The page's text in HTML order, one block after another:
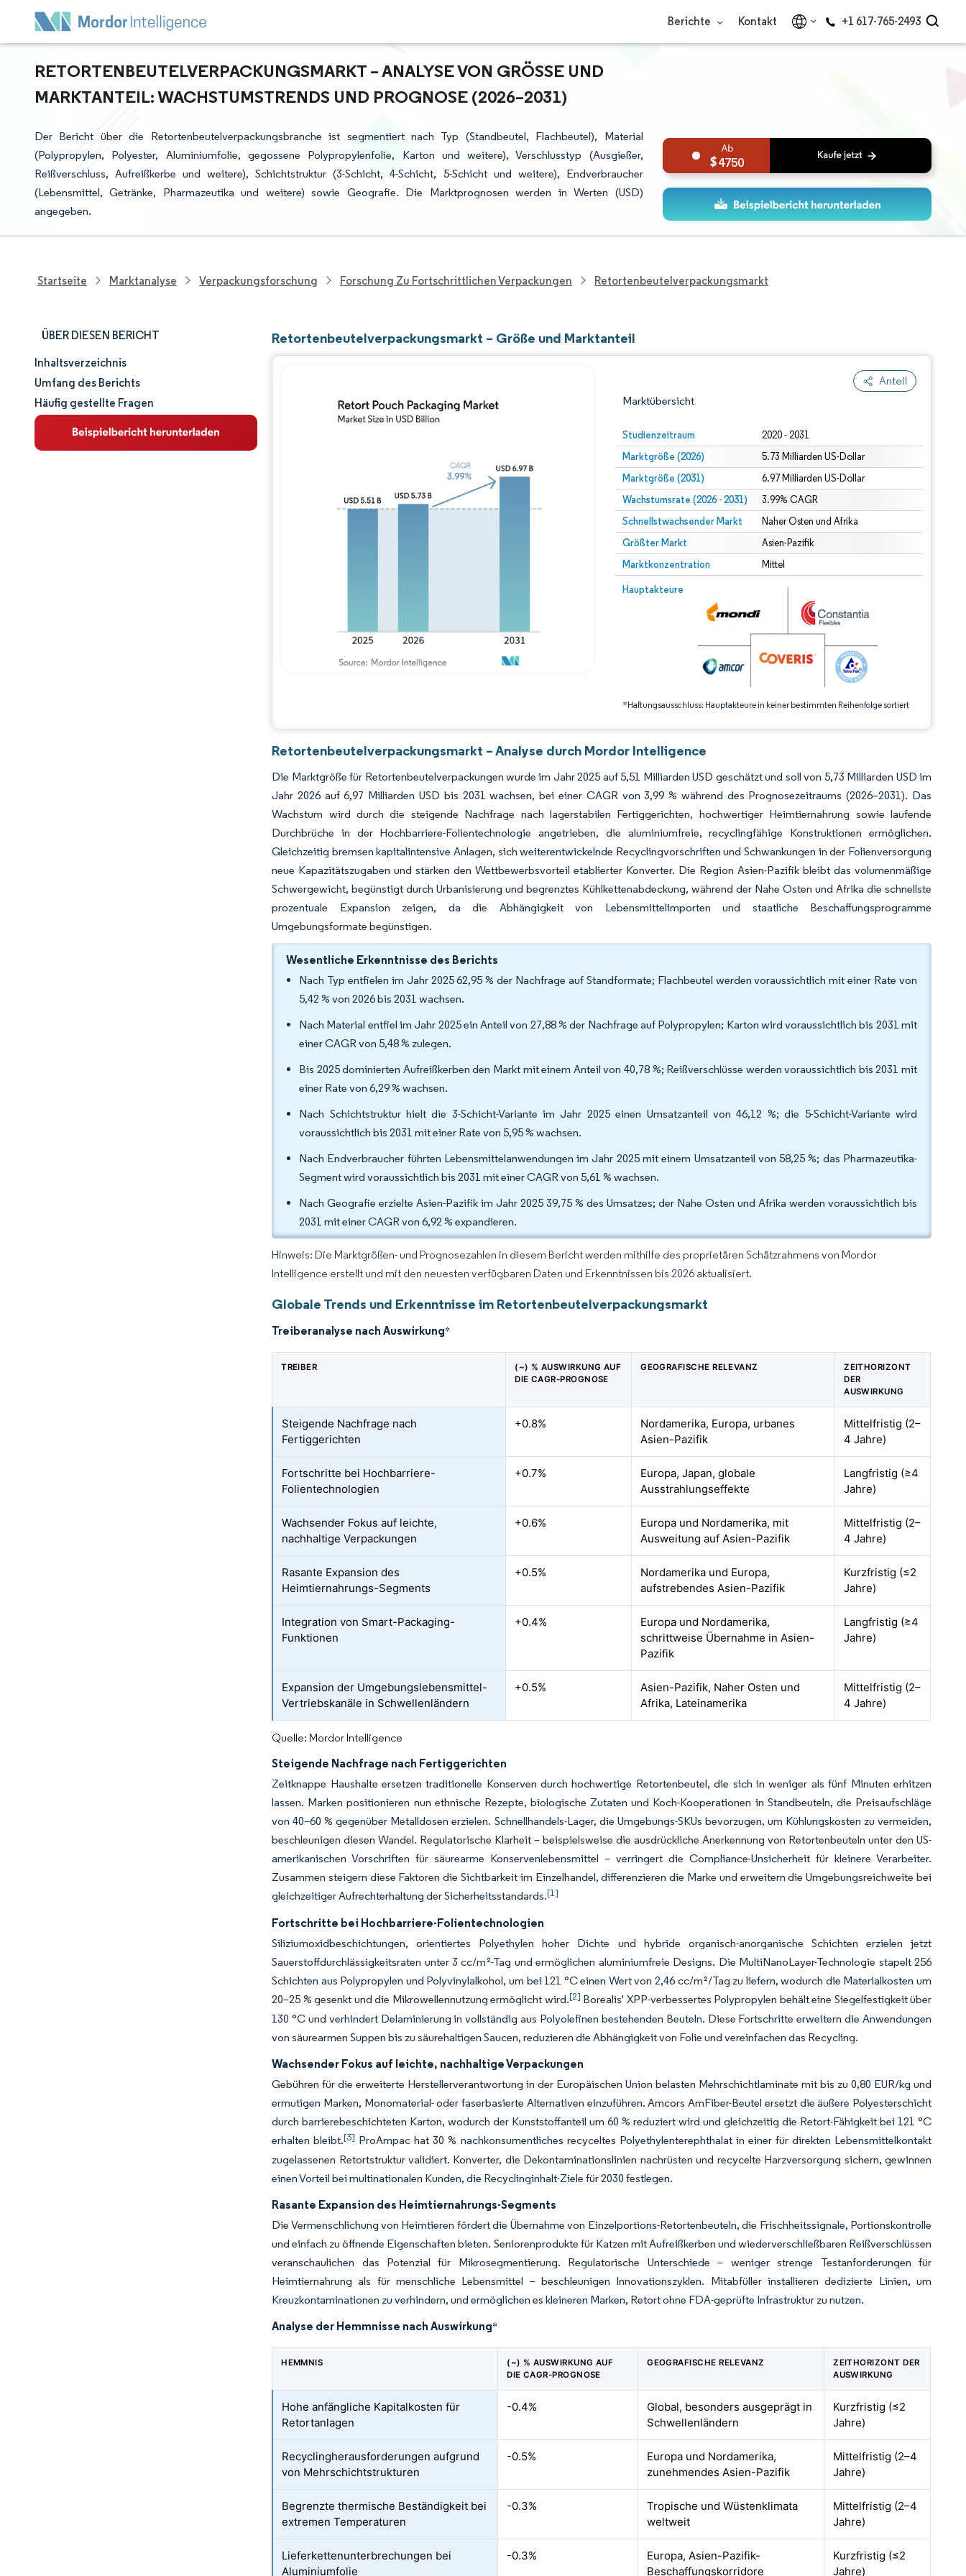
Berichte Kontakt +1 617-765-2493
RETORTENBEUTELVERPACKUNGSMARKT – ANALYSE VON GRÖSSE UND M
ARKTANTEIL: WACHSTUMSTRENDS UND PROGNOSE (2026–2031)
Der Bericht über die Retortenbeutelverpackungsbranche ist segmentiert nach Typ (Standbeutel, Flachbeutel), Material
(Polypropylen, Polyester, Aluminiumfolie, gegossene Polypropylenfolie, Karton und weitere), Verschlusstyp (Ausgießer,
Reißverschluss, Aufreißkerbe und weitere), Schichtstruktur (3-Schicht, 4-Schicht, 5-Schicht und weitere), Endverbraucher
(Lebensmittel, Getränke, Pharmazeutika und weitere) sowie Geografie. Die Marktprognosen werden in Werten (USD)
angegeben.
4750
Startseite Marktanalyse Verpackungsforschung Forschung Zu Fortschrittlichen Verpackungen Retortenbeutelverpackungsmarkt
ÜBER DIESEN BERICHT
Marktgröße und -anteil
Marktanalyse
Trends und Einblicke
Inhaltsverzeichnis
Umfang des Berichts
Häufig gestellte Fragen
Retortenbeutelverpackungsmarkt – Größe und Marktanteil
Anteil
Marktübersicht
Studienzeitraum 2020 - 2031
Marktgröße (2026) 5.73 Milliarden US-Dollar
Marktgröße (2031) 6.97 Milliarden US-Dollar
Wachstumsrate (2026 - 2031) 3.99% CAGR
Schnellstwachsender Markt Naher Osten und Afrika
Größter Markt Asien-Pazifik
Marktkonzentration Mittel
Hauptakteure
*Haftungsausschluss: Hauptakteure in keiner bestimmten Reihenfolge sortiert
Bild © Mordor Intelligence. Wiederverwendung erfordert Namensnennung gemäß CC BY 4.0.
Bild © Mordor Intelligence. Wiederverwendung erfordert Namensnennung gemäß CC BY 4.0.
Retortenbeutelverpackungsmarkt – Analyse durch Mordor Intelligence
Die Marktgröße für Retortenbeutelverpackungen wurde im Jahr 2025 auf 5,51 Milliarden USD geschätzt und soll von 5,73 Milliarden USD im
Jahr 2026 auf 6,97 Milliarden USD bis 2031 wachsen, bei einer CAGR von 3,99 % während des Prognosezeitraums (2026–2031). Das
Wachstum wird durch die steigende Nachfrage nach lagerstabilen Fertiggerichten, hochwertiger Heimtiernahrung sowie laufende
Durchbrüche in der Hochbarriere-Folientechnologie angetrieben, die aluminiumfreie, recyclingfähige Konstruktionen ermöglichen.
Gleichzeitig bremsen kapitalintensive Anlagen, sich weiterentwickelnde Recyclingvorschriften und Schwankungen in der Folienversorgung
neue Kapazitätszugaben und stärken den Wettbewerbsvorteil etablierter Konverter. Die Region Asien-Pazifik bleibt das volumenmäßige
Schwergewicht, begünstigt durch Urbanisierung und begrenztes Kühlkettenabdeckung, während der Nahe Osten und Afrika die schnellste
prozentuale Expansion zeigen, da die Abhängigkeit von Lebensmittelimporten und staatliche Beschaffungsprogramme
Umgebungsformate begünstigen.
Wesentliche Erkenntnisse des Berichts
Nach Typ entfielen im Jahr 2025 62,95 % der Nachfrage auf Standformate; Flachbeutel werden voraussichtlich mit einer Rate von
5,42 % von 2026 bis 2031 wachsen.
Nach Material entfiel im Jahr 2025 ein Anteil von 27,88 % der Nachfrage auf Polypropylen; Karton wird voraussichtlich bis 2031 mit
einer CAGR von 5,48 % zulegen.
Bis 2025 dominierten Aufreißkerben den Markt mit einem Anteil von 40,78 %; Reißverschlüsse werden voraussichtlich bis 2031 mit
einer Rate von 6,29 % wachsen.
Nach Schichtstruktur hielt die 3-Schicht-Variante im Jahr 2025 einen Umsatzanteil von 46,12 %; die 5-Schicht-Variante wird
voraussichtlich bis 2031 mit einer Rate von 5,95 % wachsen.
Nach Endverbraucher führten Lebensmittelanwendungen im Jahr 2025 mit einem Umsatzanteil von 58,25 %; das Pharmazeutika-
Segment wird voraussichtlich bis 2031 mit einer CAGR von 5,61 % wachsen.
Nach Geografie erzielte Asien-Pazifik im Jahr 2025 39,75 % des Umsatzes; der Nahe Osten und Afrika werden voraussichtlich bis
2031 mit einer CAGR von 6,92 % expandieren.
Hinweis: Die Marktgrößen- und Prognosezahlen in diesem Bericht werden mithilfe des proprietären Schätzrahmens von Mordor
Intelligence erstellt und mit den neuesten verfügbaren Daten und Erkenntnissen bis 2026 aktualisiert.
Globale Trends und Erkenntnisse im Retortenbeutelverpackungsmarkt
Treiberanalyse nach Auswirkung*
TREIBER
(~) % AUSWIRKUNG AUF
DIE CAGR-PROGNOSE
GEOGRAFISCHE RELEVANZ
ZEITHORIZONT
DER
AUSWIRKUNG
Steigende Nachfrage nach
Fertiggerichten
+0.8%
Nordamerika, Europa, urbanes
Asien-Pazifik
Mittelfristig (2–
4 Jahre)
Fortschritte bei Hochbarriere-
Folientechnologien
+0.7%
Europa, Japan, globale
Ausstrahlungseffekte
Langfristig (≥4
Jahre)
Wachsender Fokus auf leichte,
nachhaltige Verpackungen
+0.6%
Europa und Nordamerika, mit
Ausweitung auf Asien-Pazifik
Mittelfristig (2–
4 Jahre)
Rasante Expansion des
Heimtiernahrungs-Segments
+0.5%
Nordamerika und Europa,
aufstrebendes Asien-Pazifik
Kurzfristig (≤2
Jahre)
Integration von Smart-Packaging-
Funktionen
+0.4%
Europa und Nordamerika,
schrittweise Übernahme in Asien-
Pazifik
Langfristig (≥4
Jahre)
Expansion der Umgebungslebensmittel-
Vertriebskanäle in Schwellenländern
+0.5%
Asien-Pazifik, Naher Osten und
Afrika, Lateinamerika
Mittelfristig (2–
4 Jahre)
Quelle: Mordor Intelligence
Steigende Nachfrage nach Fertiggerichten
Zeitknappe Haushalte ersetzen traditionelle Konserven durch hochwertige Retortenbeutel, die sich in weniger als fünf Minuten erhitzen
lassen. Marken positionieren nun ethnische Rezepte, biologische Zutaten und Koch-Kooperationen in Standbeuteln, die Preisaufschläge
von 40–60 % gegenüber Metalldosen erzielen. Schnellhandels-Lager, die Umgebungs-SKUs bevorzugen, um Kühlungskosten zu vermeiden,
beschleunigen diesen Wandel. Regulatorische Klarheit – beispielsweise die ausdrückliche Anerkennung von Retortenbeuteln unter den US-
amerikanischen Vorschriften für säurearme Konservenlebensmittel – verringert die Compliance-Unsicherheit für kleinere Verarbeiter.
Zusammen steigern diese Faktoren die Sichtbarkeit im Einzelhandel, differenzieren die Marke und erweitern die Umgebungsreichweite bei
gleichzeitiger Aufrechterhaltung der Sicherheitsstandards.[1]
Fortschritte bei Hochbarriere-Folientechnologien
Siliziumoxidbeschichtungen, orientiertes Polyethylen hoher Dichte und hybride organisch-anorganische Schichten erzielen jetzt
Sauerstoffdurchlässigkeitsraten unter 3 cc/m²-Tag und ermöglichen aluminiumfreie Designs. Die MultiNanoLayer-Technologie stapelt 256
Schichten aus Polypropylen und Polyvinylalkohol, um bei 121 °C einen Wert von 2,46 cc/m²/Tag zu liefern, wodurch die Materialkosten um
20–25 % gesenkt und die Mikrowellennutzung ermöglicht wird.[2] Borealis' XPP-verbessertes Polypropylen behält eine Siegelfestigkeit über
130 °C und verhindert Delaminierung in vollständig aus Polyolefinen bestehenden Beuteln. Diese Fortschritte erweitern die Anwendungen
von säurearmen Suppen bis zu säurehaltigen Saucen, reduzieren die Abhängigkeit von Folie und vereinfachen das Recycling.
Wachsender Fokus auf leichte, nachhaltige Verpackungen
Gebühren für die erweiterte Herstellerverantwortung in der Europäischen Union belasten Mehrschichtlaminate mit bis zu 0,80 EUR/kg und
ermutigen Marken, Monomaterial- oder faserbasierte Alternativen einzuführen. Amcors AmFiber-Beutel ersetzt die äußere Polyesterschicht
durch barrierebeschichteten Karton, wodurch der Kunststoffanteil um 60 % reduziert wird und gleichzeitig die Retort-Fähigkeit bei 121 °C
erhalten bleibt.[3] ProAmpac hat 30 % nachkonsumentliches recyceltes Polyethylenterephthalat in einer für direkten Lebensmittelkontakt
zugelassenen Retortstruktur validiert. Konverter, die Dekontaminationslinien nachrüsten und recycelte Harzversorgung sichern, gewinnen
einen Vorteil bei multinationalen Kunden, die Recyclinginhalt-Ziele für 2030 festlegen.
Rasante Expansion des Heimtiernahrungs-Segments
Die Vermenschlichung von Heimtieren fördert die Übernahme von Einzelportions-Retortenbeuteln, die Frischheitssignale, Portionskontrolle
und einfach zu öffnende Eigenschaften bieten. Seniorenprodukte für Katzen mit Aufreißkerben und wiederverschließbaren Reißverschlüssen
veranschaulichen das Potenzial für Mikrosegmentierung. Regulatorische Unterschiede – weniger strenge Testanforderungen für
Heimtiernahrung als für menschliche Lebensmittel – beschleunigen Innovationszyklen. Mitabfüller installieren dedizierte Linien, um
Kreuzkontaminationen zu verhindern, und ermöglichen es kleineren Marken, Retort ohne FDA-geprüfte Infrastruktur zu nutzen.
Analyse der Hemmnisse nach Auswirkung*
HEMMNIS
(~) % AUSWIRKUNG AUF
DIE CAGR-PROGNOSE
GEOGRAFISCHE RELEVANZ
ZEITHORIZONT DER
AUSWIRKUNG
Hohe anfängliche Kapitalkosten für
Retortanlagen
-0.4%
Global, besonders ausgeprägt in
Schwellenländern
Kurzfristig (≤2
Jahre)
Recyclingherausforderungen aufgrund
von Mehrschichtstrukturen
-0.5%
Europa und Nordamerika,
zunehmendes Asien-Pazifik
Mittelfristig (2–4
Jahre)
Begrenzte thermische Beständigkeit bei
extremen Temperaturen
-0.3%
Tropische und Wüstenklimata
weltweit
Mittelfristig (2–4
Jahre)
Lieferkettenunterbrechungen bei
Aluminiumfolie
-0.3%
Europa, Asien-Pazifik-
Beschaffungskorridore
Kurzfristig (≤2
Jahre)